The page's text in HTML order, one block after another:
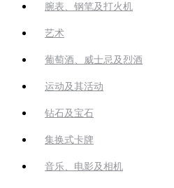
腕表、钢笔及打火机
艺术
葡萄酒、威士忌及烈酒
运动及其活动
钻石及宝石
集换式卡牌
音乐、电影及相机